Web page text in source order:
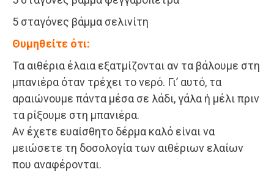
5 σταγόνες βάμμα σελινίτη
Θυμηθείτε ότι:
Τα αιθέρια έλαια εξατμίζονται αν τα βάλουμε στη
μπανιέρα όταν τρέχει το νερό. Γι’ αυτό, τα
αραιώνουμε πάντα μέσα σε λάδι, γάλα ή μέλι πριν
τα ρίξουμε στη μπανιέρα.
Αν έχετε ευαίσθητο δέρμα καλό είναι να
μειώσετε τη δοσολογία των αιθέριων ελαίων
που αναφέρονται.